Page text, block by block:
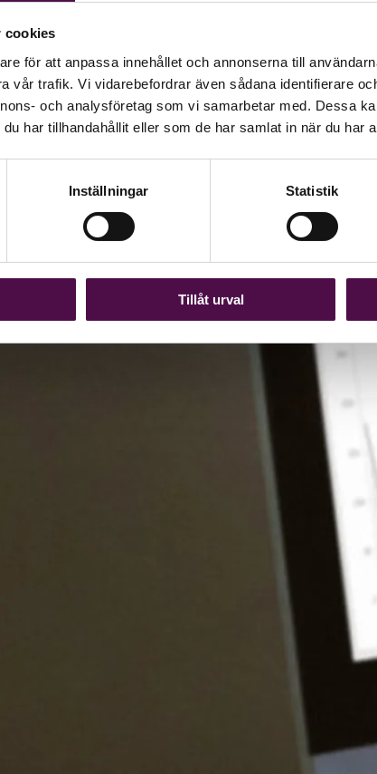
cookies
för att anpassa innehållet och annonserna till
vår trafik. Vi vidarebefordrar även sådana identifierare
och analysföretag som vi samarbetar med. Dessa
har tillhandahållit eller som de har samlat in när du har
Inställningar Statistik
Tillåt urval